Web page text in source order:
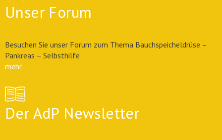
Unser Forum
Besuchen Sie unser Forum zum Thema Bauchspeicheldrüse –
Pankreas – Selbsthilfe
mehr
Der AdP Newsletter